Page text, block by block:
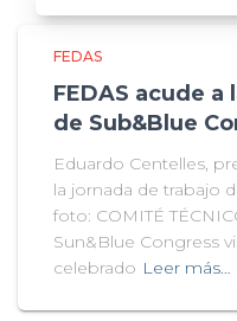
FEDAS
FEDAS acude
de Sub&Blue
Eduardo Centelles,
la jornada de trabajo
foto: COMITÉ
Sun&Blue Congress
celebrado Leer más…